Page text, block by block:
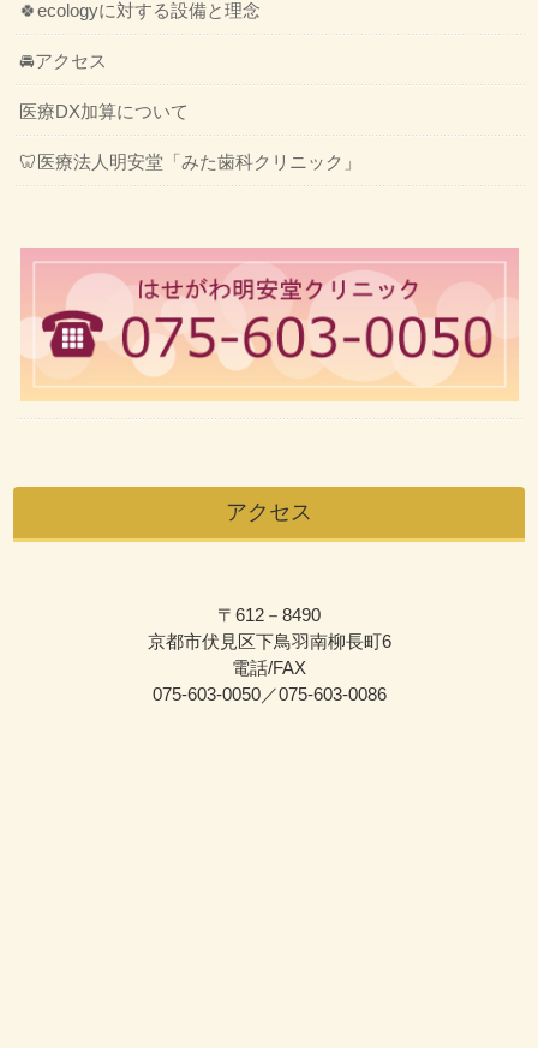
🍀ecologyに対する設備と理念
🚘アクセス
医療DX加算について
🦷医療法人明安堂「みた歯科クリニック」
アクセス
〒612－8490
京都市伏見区下鳥羽南柳長町6
電話/FAX
075-603-0050／075-603-0086